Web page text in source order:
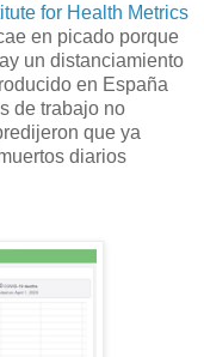
for Health Metrics
en picado porque
un distanciamiento
en España
de trabajo no
que ya
diarios